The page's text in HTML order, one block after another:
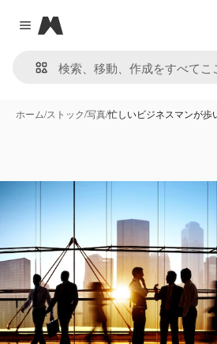
Close menu
Magnific
ホーム/ストック/写真/忙しいビジネスマンが歩